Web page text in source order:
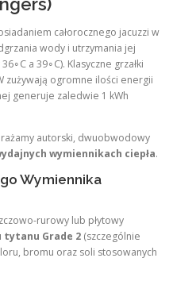
całorocznego jacuzzi w
wody i utrzymania jej
a 39∘C). Klasyczne grzałki
zużywają ogromne ilości energii
generuje zaledwie 1 kWh
autorski, dwuobwodowy
wymiennikach ciepła.
Wymiennika
rurowy lub płytowy
tytanu Grade 2 (szczególnie
bromu oraz soli stosowanych